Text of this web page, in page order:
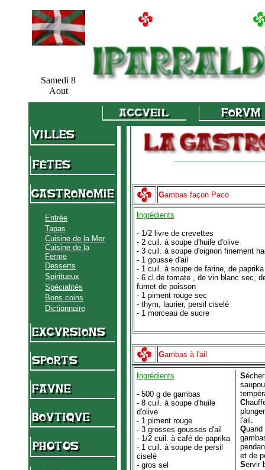
Samedi 8
Aout
Entrée
Tapas
Cuisine de la Mer
Cuisine de la
Ferme
Desserts
Spiritueux
Spécialités
Bons coins
Dictionnaire
Gambas façon Paco
ngrédients
- 1/2 livre de crevettes
- 2 cuil. à soupe d'huile d'olive
- 3 cuil. à soupe d'oignon finement
- 1 gousse d'ail
- 1 cuil. à soupe de farine, de paprika
- 6 cl de tomate , de vin blanc sec,
fumet de poisson
- 1 piment rouge sec
- thym, laurier, persil ciselé
- 1 morceau de sucre
Gambas à l'ail
ngrédients
- 500 g de gambas
- 8 cuil. à soupe d'huile
d'olive
- 1 piment rouge
- 3 grosses gousses d'ail
- 1/2 cuil. à café de paprika
- 1 cuil. à soupe de persil
ciselé
- gros sel
S
C
l'ail.
Quand
et de
Servir